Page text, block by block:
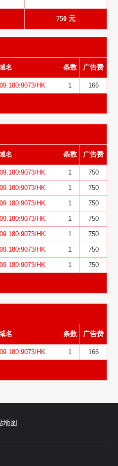
750 元
名 条数 广告费
HK 1 166
名 条数 广告费
HK 1 750
HK 1 750
HK 1 750
HK 1 750
HK 1 750
HK 1 750
HK 1 750
名 条数 广告费
HK 1 166
地图